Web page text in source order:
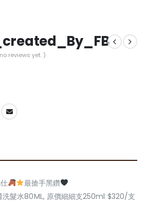
reviews yet. )
最搶手黑鑽
洗髮水80ML, 原價細細支250ml $320/支